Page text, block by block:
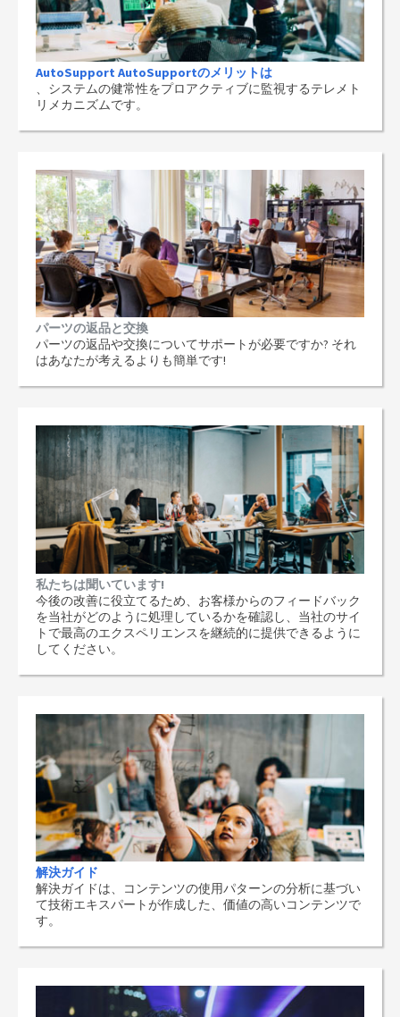
AutoSupport AutoSupportのメリットは
、システムの健常性をプロアクティブに監視するテレメト
リメカニズムです。
パーツの返品と交換
パーツの返品や交換についてサポートが必要ですか? それ
はあなたが考えるよりも簡単です!
私たちは聞いています!
今後の改善に役立てるため、お客様からのフィードバック
を当社がどのように処理しているかを確認し、当社のサイ
トで最高のエクスペリエンスを継続的に提供できるように
してください。
解決ガイド
解決ガイドは、コンテンツの使用パターンの分析に基づい
て技術エキスパートが作成した、価値の高いコンテンツで
す。